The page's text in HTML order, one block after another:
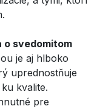
o svedomitom
je aj hlboko
uprednostňuje
kvalite.
pre